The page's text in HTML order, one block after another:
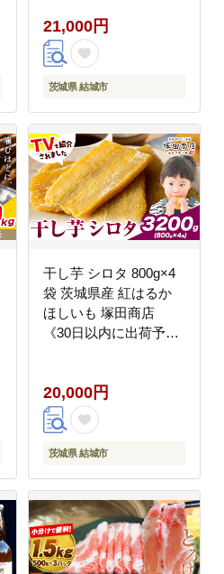
にぎり---
yuki_local_8_5kg2tei---
21,000円
茨城県 結城市
干し芋 シロタ 800g×4
袋 茨城県産 紅はるか
ほしいも 塚田商店
《30日以内に出荷予定
ツマイモ さつま芋 お菓
子 スイーツ おやつ 和
菓子 訳あり 贈り物 マ
ツコ---
20,000円
茨城県 結城市